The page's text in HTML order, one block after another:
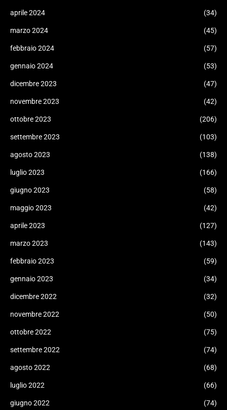
aprile 2024 (34)
marzo 2024 (45)
febbraio 2024 (57)
gennaio 2024 (53)
dicembre 2023 (47)
novembre 2023 (42)
ottobre 2023 (206)
settembre 2023 (103)
agosto 2023 (138)
luglio 2023 (166)
giugno 2023 (58)
maggio 2023 (42)
aprile 2023 (127)
marzo 2023 (143)
febbraio 2023 (59)
gennaio 2023 (34)
dicembre 2022 (32)
novembre 2022 (50)
ottobre 2022 (75)
settembre 2022 (74)
agosto 2022 (68)
luglio 2022 (66)
giugno 2022 (74)